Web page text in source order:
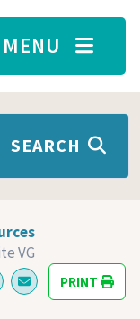
MENU
SEARCH
VG
PRINT